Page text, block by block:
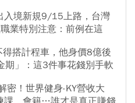
境新規9/15上路，台灣
業特別注意：前例在這
搭計程車，他身價8億後
」：這3件事花錢別手軟
密！世界健身-KY營收大